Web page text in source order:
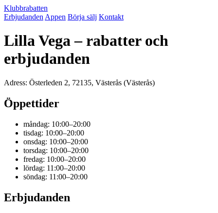
Klubbrabatten
Erbjudanden Appen Börja sälj Kontakt
Lilla Vega – rabatter och
erbjudanden
Adress: Österleden 2, 72135, Västerås (Västerås)
Öppettider
måndag: 10:00–20:00
tisdag: 10:00–20:00
onsdag: 10:00–20:00
torsdag: 10:00–20:00
fredag: 10:00–20:00
lördag: 11:00–20:00
söndag: 11:00–20:00
Erbjudanden